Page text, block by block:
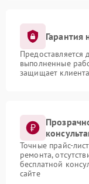
Гарантия
Предоставляется
выполненные
защищает
Точные прайс-
ремонта,
бесплатной
сайте